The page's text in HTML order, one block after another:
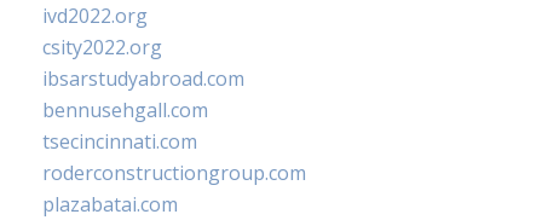
ivd2022.org
csity2022.org
ibsarstudyabroad.com
bennusehgall.com
tsecincinnati.com
roderconstructiongroup.com
plazabatai.com